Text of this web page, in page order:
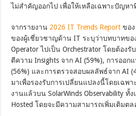
ไม่สำคัญออกไป เพื่อให้เหลือเฉพาะปัญหา
จากรายงาน 2026 IT Trends Report ของ
ของผู้เชี่ยวชาญด้าน IT ระบุว่าบทบาทขอ
Operator ไปเป็น Orchestrator โดยต้อง
ตีความ Insights จาก AI (59%), การออก
(56%) และการตรวจสอบผลลัพธ์จาก AI
มาเพื่อรองรับการเปลี่ยนแปลงนี้โดยเฉพ
งานแล้วบน SolarWinds Observability ทั้ง
Hosted โดยจะมีความสามารถเพิ่มเติมตล